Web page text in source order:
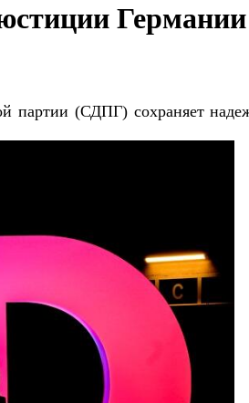
Германии
(СДПГ) сохраняет